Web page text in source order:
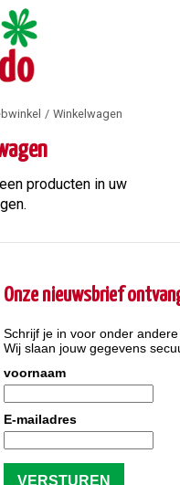
Winkelwagen
producten in uw
Onze nieuwsbrief
Schrijf je in voor onder
Wij slaan jouw gegevens
voornaam
E-mailadres